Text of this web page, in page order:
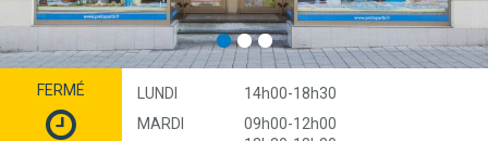
FERMÉ LUNDI
14h00-18h30
MARDI
09h00-12h00